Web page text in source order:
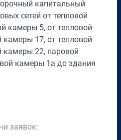
капитальный
сетей от тепловой
камеры 5, от тепловой
17, от тепловой
камеры 22, паровой
камеры 1а до здания
заявок: